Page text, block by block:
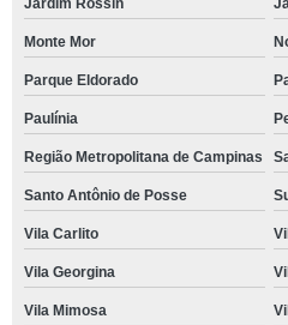
Jardim Rossin
Monte Mor
Parque Eldorado
Paulínia
Região Metropolitana de Campinas
Santo Antônio de Posse
Vila Carlito
Vila Georgina
Vila Mimosa